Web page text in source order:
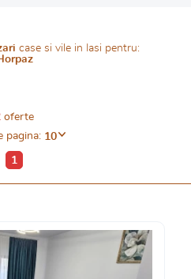
case si vile in Iasi pentru:
oferte
pagina: 10
1